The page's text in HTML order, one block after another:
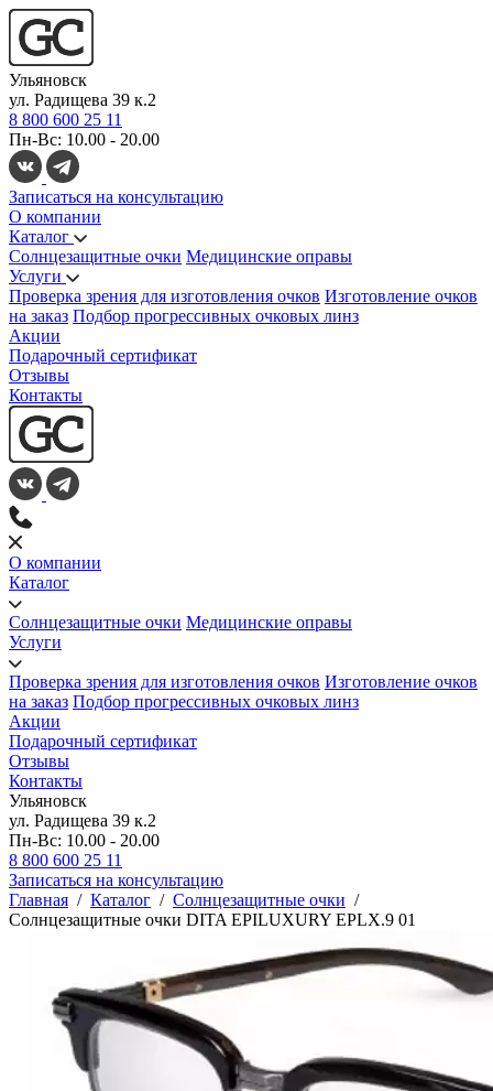
Ульяновск
ул. Радищева 39 к.2
8 800 600 25 11
Пн-Вс: 10.00 - 20.00
Записаться на консультацию
О компании
Каталог
Солнцезащитные очки Медицинские оправы
Услуги
Проверка зрения для изготовления очков Изготовление очков
на заказ Подбор прогрессивных очковых линз
Акции
Подарочный сертификат
Отзывы
Контакты
О компании
Каталог
Солнцезащитные очки Медицинские оправы
Услуги
Проверка зрения для изготовления очков Изготовление очков
на заказ Подбор прогрессивных очковых линз
Акции
Подарочный сертификат
Отзывы
Контакты
Ульяновск
ул. Радищева 39 к.2
Пн-Вс: 10.00 - 20.00
8 800 600 25 11
Записаться на консультацию
Главная / Каталог / Солнцезащитные очки /
Солнцезащитные очки DITA EPILUXURY EPLX.9 01